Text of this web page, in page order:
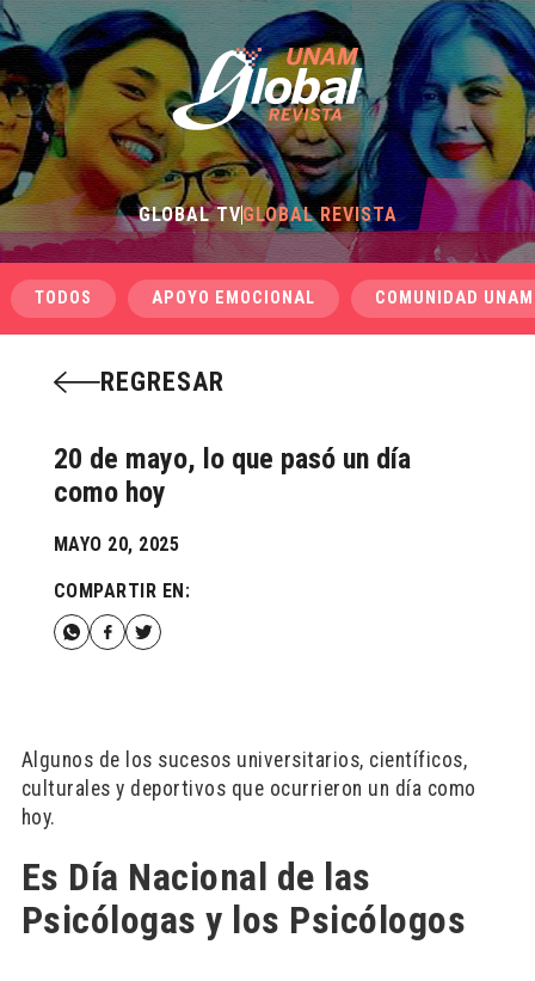
GLOBAL TVGLOBAL REVISTA
TODOS APOYO EMOCIONAL COMUNIDAD UNAM
REGRESAR
20 de mayo, lo que pasó un día
como hoy
MAYO 20, 2025
COMPARTIR EN:
Algunos de los sucesos universitarios, científicos,
culturales y deportivos que ocurrieron un día como
hoy.
Es Día Nacional de las
Psicólogas y los Psicólogos